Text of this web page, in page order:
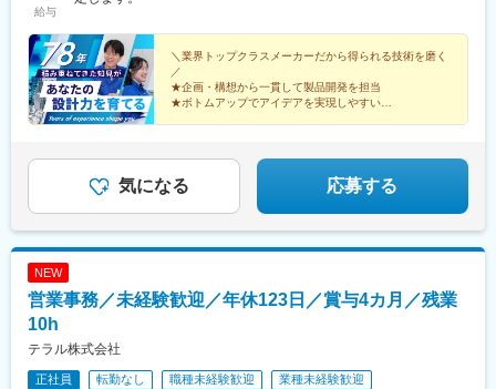
にバス・トイレが設置されていてプライベートの確保がされてい
ます。また、共用スペースがあり、入寮メンバーでコミュニケー
ションも取りやすい環境です。＜意外に近い？福井県若狭町＞◎
自動車・京都まで1時間半ほど・大阪まで2時間ほど・名古屋まで
2時間ほど（舞鶴若狭自動車道が北陸道とつながり、便利になりま
まで2時間半ほど・名古屋まで2時間ほど・東京まで4時間ほど
（北陸新幹線が福井県敦賀まで延伸したので便利になりまし
た！）
給与
＼業界トップクラスメーカーだから得られる技術を磨く
／
★企画・構想から一貫して製品開発を担当
★ボトムアップでアイデアを実現しやすい
気になる 応募する
NEW
営業事務／未経験歓迎／年休123日／賞与4カ月／残業
10h
テラル株式会社
正社員 転勤なし 職種未経験歓迎 業種未経験歓迎